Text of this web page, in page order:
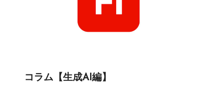
コラム【生成AI編】